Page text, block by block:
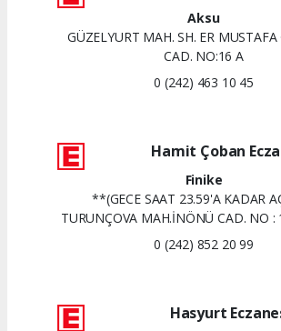
Aksu
GÜZELYURT MAH. SH. ER
CAD. NO:16 A
0 (242) 463 10 45
Hamit Çoban
Finike
**(GECE SAAT 23.59'A KADAR
TURUNÇOVA MAH.İNÖNÜ CAD. NO :
0 (242) 852 20 99
Hasyurt